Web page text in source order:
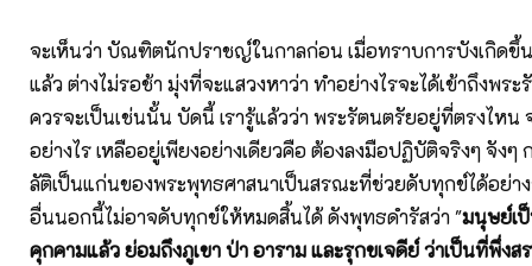
จะเห็นว่า บัณฑิตนักปราชญ์ในกาลก่อน เมื่อทราบการบังเกิดขึ้
แล้ว ต่างไม่รอช้า มุ่งที่จะแสวงหาว่า ทำอย่างไรจะได้เข้าถึงพร
ควรจะเป็นเช่นนั้น บัดนี้ เรารู้แล้วว่า พระรัตนตรัยอยู่ที่ตรงไหน
อย่างไร เหลืออยู่เพียงอย่างเดียวคือ ต้องลงมือปฏิบัติจริงๆ จังๆ
ลัติเป็นแก่นของพระพุทธศาสนาเป็นสรณะที่ช่วยดับทุกข์ได้อย่า
อื่นนอกนี้ไม่อาจดับทุกข์ให้หมดสิ้นได้ ดังพุทธดำรัสว่า "มนุษย์เ
คุกคามแล้ว ย่อมถึงภูเขา ป่า อาราม และรุกขเจดีย์ ว่าเป็นที่พึ่ง